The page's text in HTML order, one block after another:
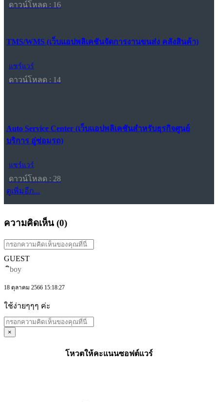
ดาวน์โหลด : 16
TMS/WMS (เว็บแอปพลิเคชันจัดการงานขนส่ง คลังสินค้า)
แชร์แวร์
ดาวน์โหลด : 14
Auto Service Center (เว็บแอปพลิเคชันสำหรับธุรกิจศูนย์
บริการ อู่ซ่อมรถ)
แชร์แวร์
ดาวน์โหลด : 28
ดูเพิ่มอีก...
ความคิดเห็น (0)
GUEST
ิboy
18 ตุลาคม 2566 15:18:27
ใช้ง่ายๆๆๆ ค่ะ
×
โหวตให้คะแนนซอฟต์แวร์